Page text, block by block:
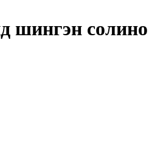
шингэн